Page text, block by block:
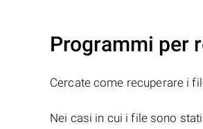
Programmi per
Cercate come recuperare i
Nei casi in cui i file sono